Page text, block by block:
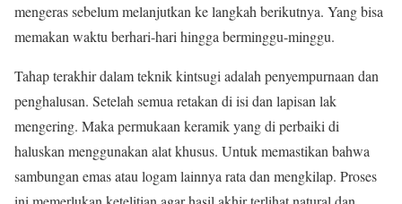
mengeras sebelum melanjutkan ke langkah berikutnya. Yang bisa
memakan waktu berhari-hari hingga berminggu-minggu.
Tahap terakhir dalam teknik kintsugi adalah penyempurnaan dan
penghalusan. Setelah semua retakan di isi dan lapisan lak
mengering. Maka permukaan keramik yang di perbaiki di
haluskan menggunakan alat khusus. Untuk memastikan bahwa
sambungan emas atau logam lainnya rata dan mengkilap. Proses